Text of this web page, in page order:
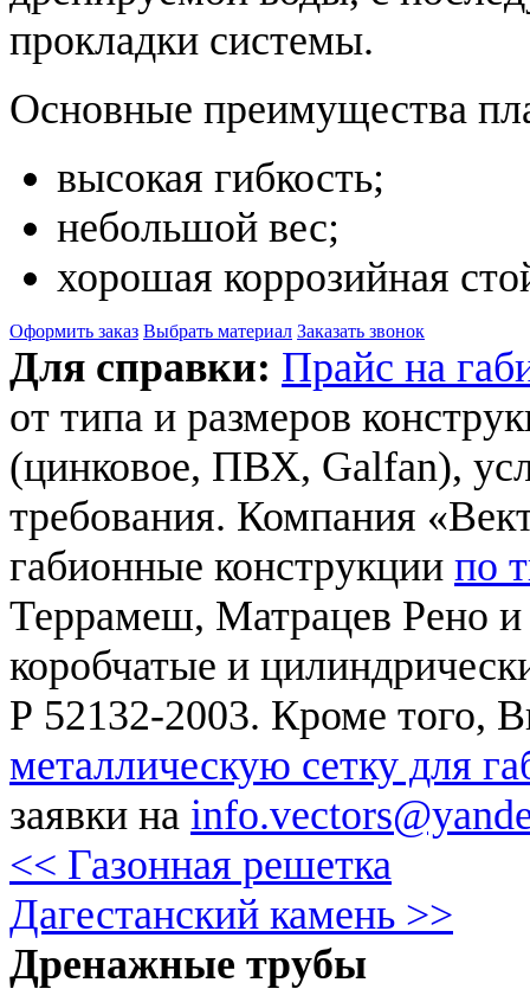
прокладки системы.
Основные преимущества
высокая гибкость;
небольшой вес;
хорошая коррозийная
Оформить заказ Выбрать материал Заказать звонок
Для справки: Прайс на
от типа и размеров
(цинковое, ПВХ, Galfan),
требования. Компания
габионные конструкции по
Террамеш, Матрацев Рено
коробчатые и
Р 52132-2003. Кроме того,
металлическую сетку для
заявки на
<< Газонная решетка
Дагестанский камень >>
Дренажные трубы